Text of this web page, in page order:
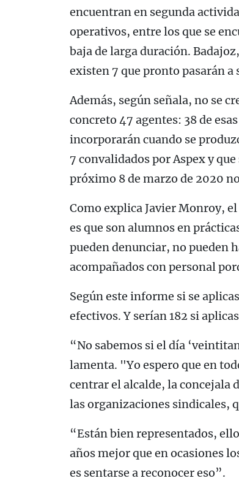
encuentran en segunda
operativos, entre los que se
baja de larga duración.
existen 7 que pronto pasarán a
Además, según señala, no se
concreto 47 agentes: 38 de
incorporarán cuando se
7 convalidados por Aspex y
próximo 8 de marzo de 2020
Como explica Javier Monroy,
es que son alumnos en
pueden denunciar, no pueden
acompañados con personal
Según este informe si se
efectivos. Y serían 182 si
“No sabemos si el día
lamenta. "Yo espero que en
centrar el alcalde, la concejala
las organizaciones sindicales,
“Están bien representados,
años mejor que en ocasiones
es sentarse a reconocer eso”.